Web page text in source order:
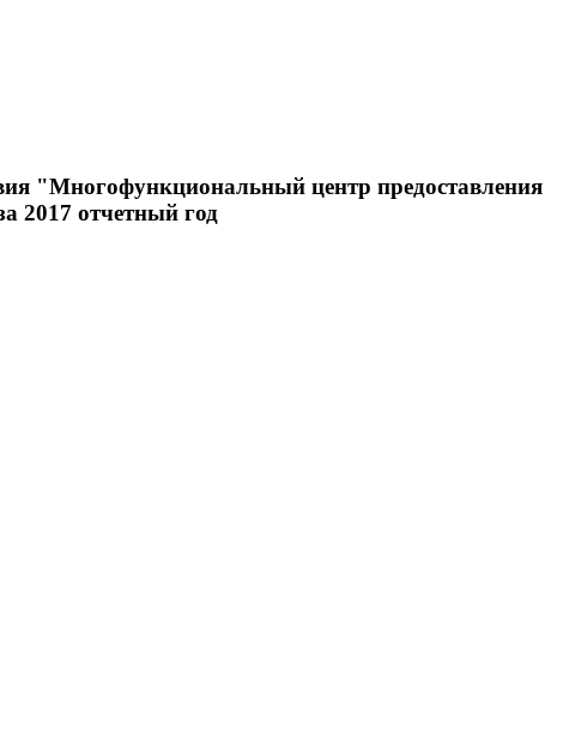
"Многофункциональный центр предоставления
2017 отчетный год